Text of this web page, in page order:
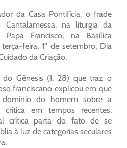
da Casa Pontifícia, o frade
Cantalamessa, na liturgia da
Francisco, na Basílica
feira, 1º de setembro, Dia
da Criação.
do Gênesis (1, 28) que traz o
franciscano explicou em que
do homem sobre a
em tempos recentes,
crítica parta do fato de se
à luz de categorias seculares